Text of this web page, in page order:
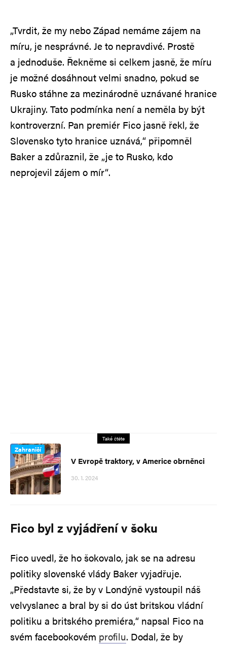
„Tvrdit, že my nebo Západ nemáme zájem na
míru, je nesprávné. Je to nepravdivé. Prostě
a jednoduše. Řekněme si celkem jasně, že míru
je možné dosáhnout velmi snadno, pokud se
Rusko stáhne za mezinárodně uznávané hranice
Ukrajiny. Tato podmínka není a neměla by být
kontroverzní. Pan premiér Fico jasně řekl, že
Slovensko tyto hranice uznává,“ připomněl
Baker a zdůraznil, že „je to Rusko, kdo
neprojevil zájem o mír“.
Také čtěte
Zahraničí
V Evropě traktory, v Americe obrněnci
30. 1. 2024
Fico byl z vyjádření v šoku
Fico uvedl, že ho šokovalo, jak se na adresu
politiky slovenské vlády Baker vyjadřuje.
„Představte si, že by v Londýně vystoupil náš
velvyslanec a bral by si do úst britskou vládní
politiku a britského premiéra,“ napsal Fico na
svém facebookovém profilu. Dodal, že by